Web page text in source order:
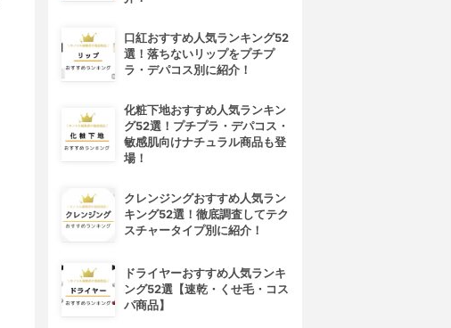
口紅おすすめ人気ランキング52
選！落ちないリップをプチプ
ラ・デパコス別に紹介！
化粧下地おすすめ人気ランキン
グ52選！プチプラ・デパコス・
敏感肌向けナチュラル商品も登
場！
クレンジングおすすめ人気ラン
キング52選！徹底調査してテク
スチャータイプ別に紹介！
ドライヤーおすすめ人気ランキ
ング52選【速乾・くせ毛・コス
パ商品】